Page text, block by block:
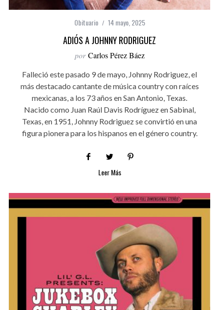
Obituario 14 mayo, 2025
ADIÓS A JOHNNY RODRIGUEZ
por Carlos Pérez Báez
Falleció este pasado 9 de mayo, Johnny Rodriguez, el
más destacado cantante de música country con raíces
mexicanas, a los 73 años en San Antonio, Texas.
Nacido como Juan Raúl Davis Rodríguez en Sabinal,
Texas, en 1951, Johnny Rodriguez se convirtió en una
figura pionera para los hispanos en el género country.
Leer Más